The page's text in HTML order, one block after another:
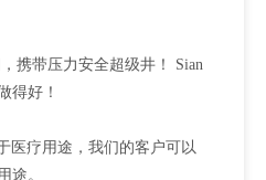
携带压力安全超级井！ Sian
得好！
医疗用途，我们的客户可以
途。